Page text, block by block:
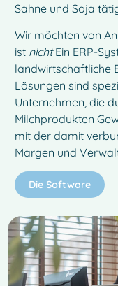
Sahne und Soja
Wir möchten von
ist nichtEin ERP-
landwirtschaftliche
Lösungen sind
Unternehmen, die
Milchprodukten
mit der damit
Margen und
Die Software